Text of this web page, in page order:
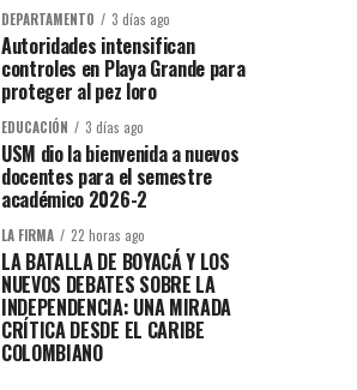
DEPARTAMENTO 3 días ago
Autoridades intensifican
controles en Playa Grande para
proteger al pez loro
EDUCACIÓN 3 días ago
USM dio la bienvenida a nuevos
docentes para el semestre
académico 2026-2
LA FIRMA 22 horas ago
LA BATALLA DE BOYACÁ Y LOS
NUEVOS DEBATES SOBRE LA
INDEPENDENCIA: UNA MIRADA
CRÍTICA DESDE EL CARIBE
COLOMBIANO